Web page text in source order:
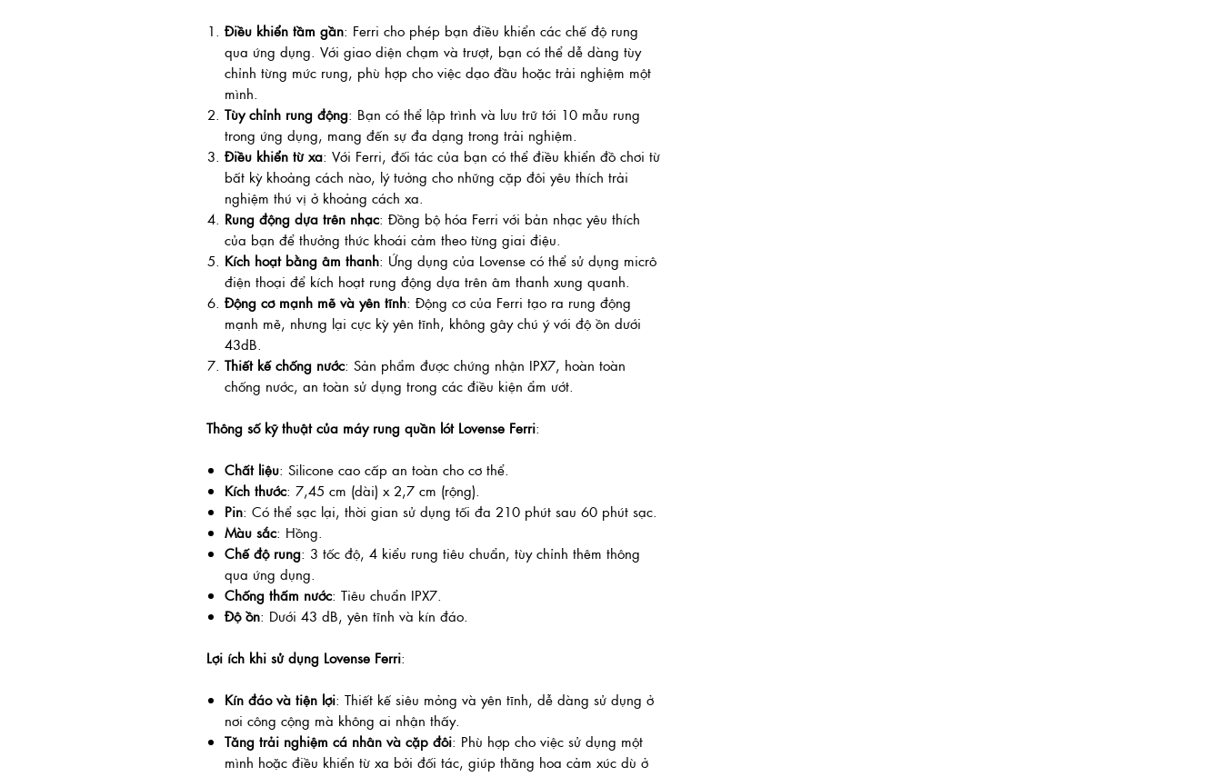
Điều khiển tầm gần: Ferri cho phép bạn điều khiển các chế độ rung
qua ứng dụng. Với giao diện chạm và trượt, bạn có thể dễ dàng tùy
chỉnh từng mức rung, phù hợp cho việc dạo đầu hoặc trải nghiệm một
mình.
Tùy chỉnh rung động: Bạn có thể lập trình và lưu trữ tới 10 mẫu rung
trong ứng dụng, mang đến sự đa dạng trong trải nghiệm.
Điều khiển từ xa: Với Ferri, đối tác của bạn có thể điều khiển đồ chơi từ
bất kỳ khoảng cách nào, lý tưởng cho những cặp đôi yêu thích trải
nghiệm thú vị ở khoảng cách xa.
Rung động dựa trên nhạc: Đồng bộ hóa Ferri với bản nhạc yêu thích
của bạn để thưởng thức khoái cảm theo từng giai điệu.
Kích hoạt bằng âm thanh: Ứng dụng của Lovense có thể sử dụng micrô
điện thoại để kích hoạt rung động dựa trên âm thanh xung quanh.
Động cơ mạnh mẽ và yên tĩnh: Động cơ của Ferri tạo ra rung động
mạnh mẽ, nhưng lại cực kỳ yên tĩnh, không gây chú ý với độ ồn dưới
43dB.
Thiết kế chống nước: Sản phẩm được chứng nhận IPX7, hoàn toàn
chống nước, an toàn sử dụng trong các điều kiện ẩm ướt.
Thông số kỹ thuật của máy rung quần lót Lovense Ferri:
Chất liệu: Silicone cao cấp an toàn cho cơ thể.
Kích thước: 7,45 cm (dài) x 2,7 cm (rộng).
Pin: Có thể sạc lại, thời gian sử dụng tối đa 210 phút sau 60 phút sạc.
Màu sắc: Hồng.
Chế độ rung: 3 tốc độ, 4 kiểu rung tiêu chuẩn, tùy chỉnh thêm thông
qua ứng dụng.
Chống thấm nước: Tiêu chuẩn IPX7.
Độ ồn: Dưới 43 dB, yên tĩnh và kín đáo.
Lợi ích khi sử dụng Lovense Ferri:
Kín đáo và tiện lợi: Thiết kế siêu mỏng và yên tĩnh, dễ dàng sử dụng ở
nơi công cộng mà không ai nhận thấy.
Tăng trải nghiệm cá nhân và cặp đôi: Phù hợp cho việc sử dụng một
mình hoặc điều khiển từ xa bởi đối tác, giúp thăng hoa cảm xúc dù ở